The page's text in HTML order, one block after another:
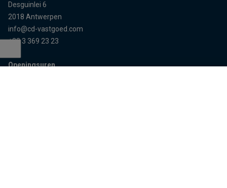
Desguinlei 6
2018 Antwerpen
info@cd-vastgoed.com
+32 3 369 23 23
Openingsuren